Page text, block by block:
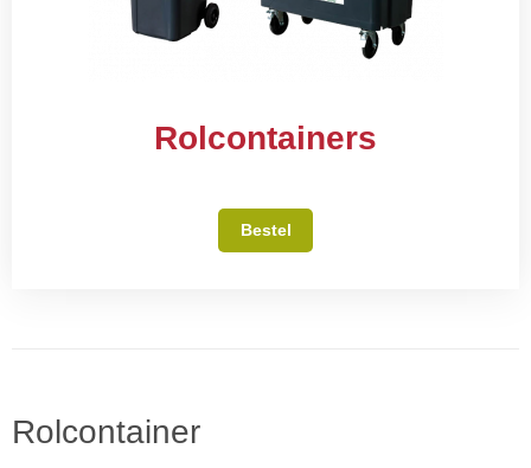
Rolcontainers
Bestel
Rolcontainer